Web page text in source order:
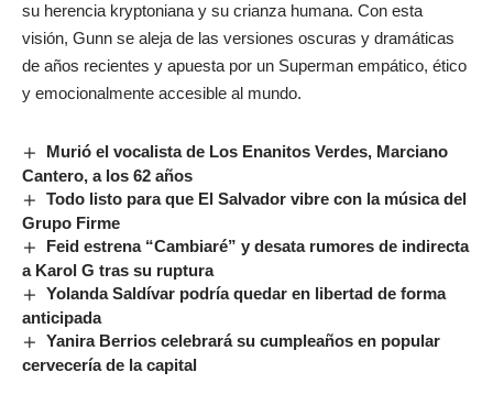
su herencia kryptoniana y su crianza humana. Con esta
visión, Gunn se aleja de las versiones oscuras y dramáticas
de años recientes y apuesta por un Superman empático, ético
y emocionalmente accesible al mundo.
Murió el vocalista de Los Enanitos Verdes, Marciano
Cantero, a los 62 años
Todo listo para que El Salvador vibre con la música del
Grupo Firme
Feid estrena “Cambiaré” y desata rumores de indirecta
a Karol G tras su ruptura
Yolanda Saldívar podría quedar en libertad de forma
anticipada
Yanira Berrios celebrará su cumpleaños en popular
cervecería de la capital